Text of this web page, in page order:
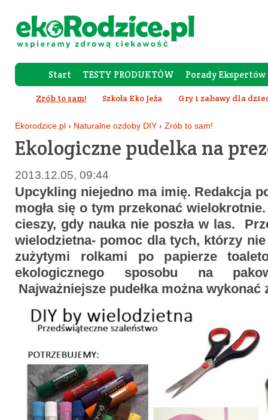
Start TESTY PRODUKTÓW Porady Ekspertów
Forum
Zrób to sam! Szkoła Eko Jeża Gry i zabawy dla
Ekorodzice.pl › Naturalne ozdoby DIY › Zrób to sam!
Ekologiczne pudelka na
2013.12.05, 09:44
Upcykling niejedno ma imię. Redakcja
mogła się o tym przekonać
cieszy, gdy nauka nie poszła w las.
wielodzietna- pomoc dla tych, którzy
zużytymi rolkami po papierze
ekologicznego sposobu na
Najważniejsze pudełka można wykonać